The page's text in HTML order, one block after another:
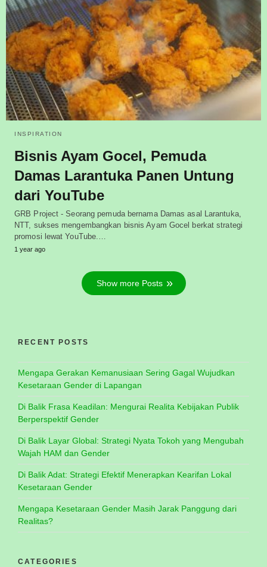
INSPIRATION
Bisnis Ayam Gocel, Pemuda
Damas Larantuka Panen Untung
dari YouTube
GRB Project - Seorang pemuda bernama Damas asal Larantuka,
NTT, sukses mengembangkan bisnis Ayam Gocel berkat strategi
promosi lewat YouTube.…
1 year ago
Show more Posts
RECENT POSTS
Mengapa Gerakan Kemanusiaan Sering Gagal Wujudkan
Kesetaraan Gender di Lapangan
Di Balik Frasa Keadilan: Mengurai Realita Kebijakan Publik
Berperspektif Gender
Di Balik Layar Global: Strategi Nyata Tokoh yang Mengubah
Wajah HAM dan Gender
Di Balik Adat: Strategi Efektif Menerapkan Kearifan Lokal
Kesetaraan Gender
Mengapa Kesetaraan Gender Masih Jarak Panggung dari
Realitas?
CATEGORIES